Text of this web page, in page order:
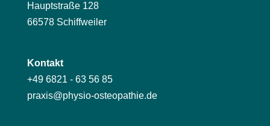
Hauptstraße 128
66578 Schiffweiler
Kontakt
+49 6821 - 63 56 85
praxis@physio-osteopathie.de